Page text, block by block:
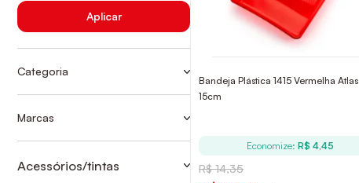
Aplicar
Categoria
Marcas
Acessórios/tintas
Bandeja Plástica 1415 Vermelha Atlas
15cm
Economize: R$ 4,45
R$ 14,35